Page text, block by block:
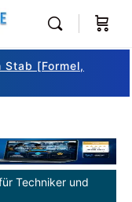
[Formel,
Techniker und